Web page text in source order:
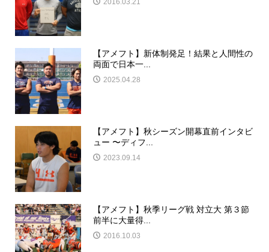
【アメフト】新体制発足！結果と人間性の
両面で日本一...
2025.04.28
【アメフト】秋シーズン開幕直前インタビ
ュー 〜ディフ...
2023.09.14
【アメフト】秋季リーグ戦 対立大 第３節
前半に大量得...
2016.10.03